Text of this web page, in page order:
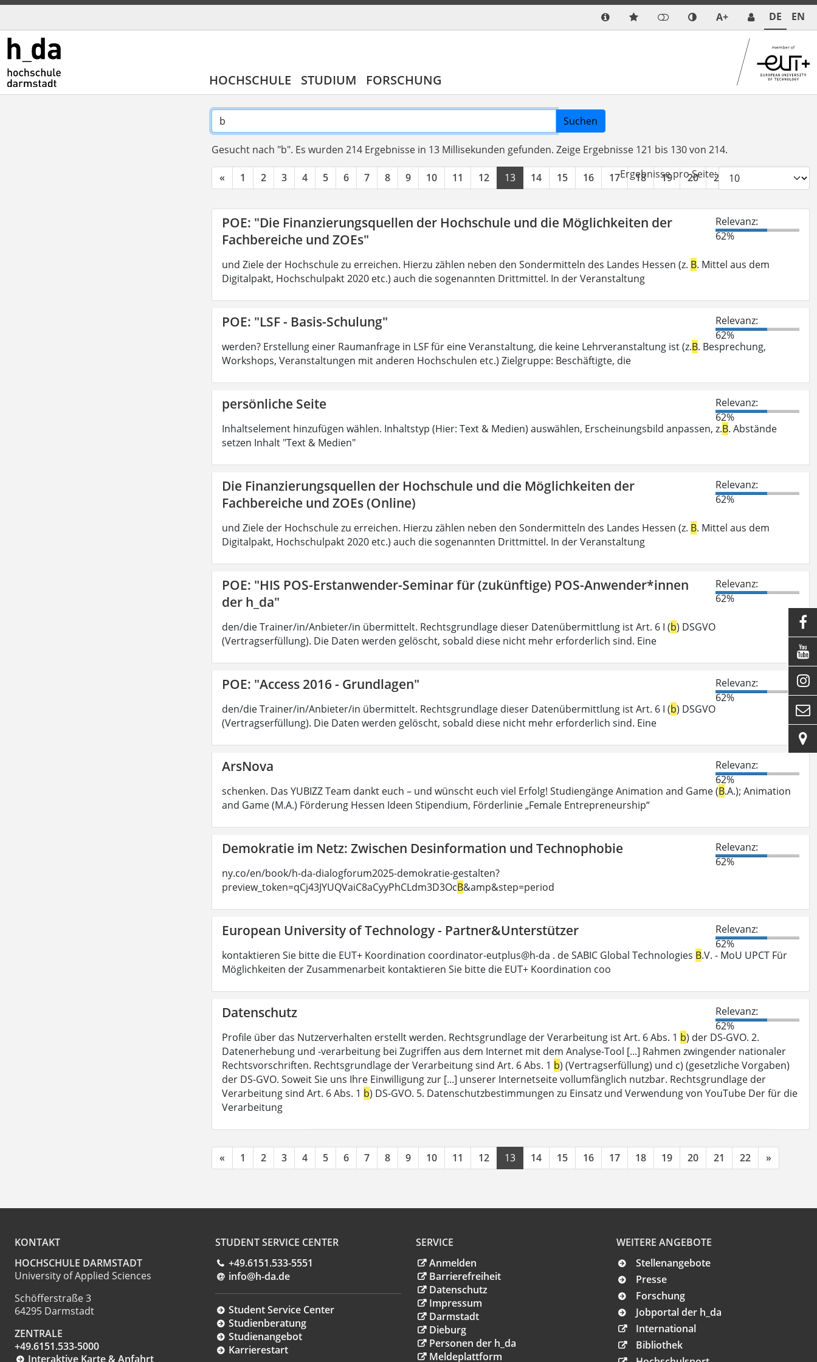
A+ DE EN
HOCHSCHULE STUDIUM FORSCHUNG
Suchen
Gesucht nach "b". Es wurden 214 Ergebnisse in 13 Millisekunden gefunden. Zeige Ergebnisse 121 bis 130 von 214.
« 1 2 3 4 5 6 7 8 9 10 11 12 13 14 15 16 17 18 19 20 21
Ergebnisse pro Seite:
POE: "Die Finanzierungsquellen der Hochschule und die Möglichkeiten der
Fachbereiche und ZOEs"
Relevanz:
62%
und Ziele der Hochschule zu erreichen. Hierzu zählen neben den Sondermitteln des Landes Hessen (z. B. Mittel aus dem
Digitalpakt, Hochschulpakt 2020 etc.) auch die sogenannten Drittmittel. In der Veranstaltung
POE: "LSF - Basis-Schulung"
Relevanz:
62%
werden? Erstellung einer Raumanfrage in LSF für eine Veranstaltung, die keine Lehrveranstaltung ist (z.B. Besprechung,
Workshops, Veranstaltungen mit anderen Hochschulen etc.) Zielgruppe: Beschäftigte, die
persönliche Seite
Relevanz:
62%
Inhaltselement hinzufügen wählen. Inhaltstyp (Hier: Text & Medien) auswählen, Erscheinungsbild anpassen, z.B. Abstände
setzen Inhalt "Text & Medien"
Die Finanzierungsquellen der Hochschule und die Möglichkeiten der
Fachbereiche und ZOEs (Online)
Relevanz:
62%
und Ziele der Hochschule zu erreichen. Hierzu zählen neben den Sondermitteln des Landes Hessen (z. B. Mittel aus dem
Digitalpakt, Hochschulpakt 2020 etc.) auch die sogenannten Drittmittel. In der Veranstaltung
POE: "HIS POS-Erstanwender-Seminar für (zukünftige) POS-Anwender*innen
der h_da"
Relevanz:
62%
den/die Trainer/in/Anbieter/in übermittelt. Rechtsgrundlage dieser Datenübermittlung ist Art. 6 I (b) DSGVO
(Vertragserfüllung). Die Daten werden gelöscht, sobald diese nicht mehr erforderlich sind. Eine
POE: "Access 2016 - Grundlagen"
Relevanz:
62%
den/die Trainer/in/Anbieter/in übermittelt. Rechtsgrundlage dieser Datenübermittlung ist Art. 6 I (b) DSGVO
(Vertragserfüllung). Die Daten werden gelöscht, sobald diese nicht mehr erforderlich sind. Eine
ArsNova
Relevanz:
62%
schenken. Das YUBIZZ Team dankt euch – und wünscht euch viel Erfolg! Studiengänge Animation and Game (B.A.); Animation
and Game (M.A.) Förderung Hessen Ideen Stipendium, Förderlinie „Female Entrepreneurship“
Demokratie im Netz: Zwischen Desinformation und Technophobie
Relevanz:
62%
ny.co/en/book/h-da-dialogforum2025-demokratie-gestalten?
preview_token=qCj43JYUQVaiC8aCyyPhCLdm3D3OcB&amp&step=period
European University of Technology - Partner&Unterstützer
Relevanz:
62%
kontaktieren Sie bitte die EUT+ Koordination coordinator-eutplus@h-da . de SABIC Global Technologies B.V. - MoU UPCT Für
Möglichkeiten der Zusammenarbeit kontaktieren Sie bitte die EUT+ Koordination coo
Datenschutz
Relevanz:
62%
Profile über das Nutzerverhalten erstellt werden. Rechtsgrundlage der Verarbeitung ist Art. 6 Abs. 1 b) der DS-GVO. 2.
Datenerhebung und -verarbeitung bei Zugriffen aus dem Internet mit dem Analyse-Tool [...] Rahmen zwingender nationaler
Rechtsvorschriften. Rechtsgrundlage der Verarbeitung sind Art. 6 Abs. 1 b) (Vertragserfüllung) und c) (gesetzliche Vorgaben)
der DS-GVO. Soweit Sie uns Ihre Einwilligung zur [...] unserer Internetseite vollumfänglich nutzbar. Rechtsgrundlage der
Verarbeitung sind Art. 6 Abs. 1 b) DS-GVO. 5. Datenschutzbestimmungen zu Einsatz und Verwendung von YouTube Der für die
Verarbeitung
« 1 2 3 4 5 6 7 8 9 10 11 12 13 14 15 16 17 18 19 20 21 22 »
KONTAKT
HOCHSCHULE DARMSTADT
University of Applied Sciences
Schöfferstraße 3
64295 Darmstadt
ZENTRALE
+49.6151.533-5000
Interaktive Karte & Anfahrt
STUDENT SERVICE CENTER
+49.6151.533-5551
info@h-da.de
Student Service Center
Studienberatung
Studienangebot
Karrierestart
SERVICE
Anmelden
Barrierefreiheit
Datenschutz
Impressum
Darmstadt
Dieburg
Personen der h_da
Meldeplattform
WEITERE ANGEBOTE
Stellenangebote
Presse
Forschung
Jobportal der h_da
International
Bibliothek




